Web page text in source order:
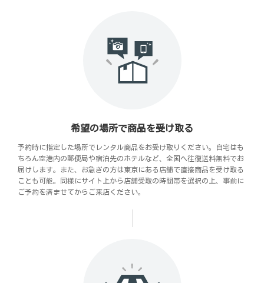
希望の場所で商品を受け取る
予約時に指定した場所でレンタル商品をお受け取りください。自宅はも
ちろん空港内の郵便局や宿泊先のホテルなど、全国へ往復送料無料でお
届けします。また、お急ぎの方は東京にある店舗で直接商品を受け取る
ことも可能。同様にサイト上から店舗受取の時間帯を選択の上、事前に
ご予約を済ませてからご来店ください。